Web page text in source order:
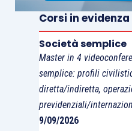
Corsi in evidenza
Società semplice
Master in 4
semplice: profili
diretta/indiretta,
previdenziali/
9/09/2026